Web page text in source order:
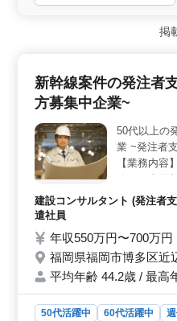
における施工管理業務を担
験者を歓迎しており、専門
きる環境です。測量や
場も完備されています。さ
れており、遠方からの応募
60代のベテランシニアの方
経験や知識が尊重される風
る方も気軽に応募できる環
掲
新幹線案件の発注者
方募集中企業~
50代以上の
業 ~発注者
【業務内容
件：道路、
日制 ・車通
外案件業務
コンサルタ
☆50代以上
応募お待ち
建設コンサルタント (発注者
遣社員
年収550万円〜700万
福岡県福岡市博多区近
平均年齢 44.2歳 / 最高
50代活躍中 60代活躍中